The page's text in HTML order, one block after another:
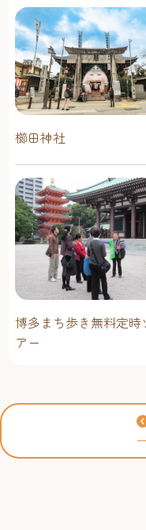
櫛田神社
博多まち歩き無料定時
アー